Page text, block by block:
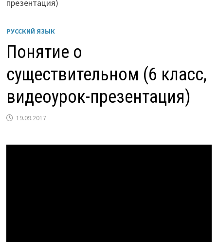
РУССКИЙ ЯЗЫК
Понятие о
существительном (6 класс,
видеоурок-презентация)
19.09.2017